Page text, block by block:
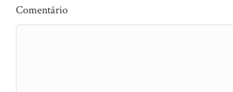
Comentário